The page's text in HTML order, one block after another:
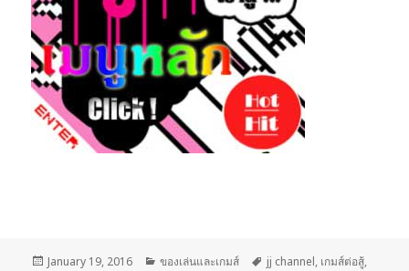
Posted
January 19, 2016 Categories
ของเล่นและเกมส์ Tags
jj channel, เกมส์ต่อสู้,